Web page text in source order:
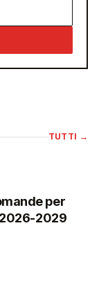
TUTTI →
per
2029